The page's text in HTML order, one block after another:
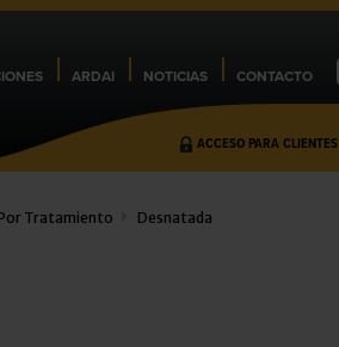
ARDAI NOTICIAS CONTACTO
ACCESO PARA CLIENTES
Tratamiento Desnatada